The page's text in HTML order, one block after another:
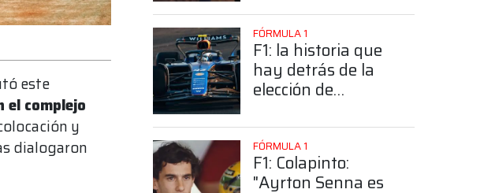
este
complejo
y
dialogaron
posición de
Colapinto
FÓRMULA 1
F1: la historia que
hay detrás de la
elección de
número 43
FÓRMULA 1
F1: Colapinto:
"Ayrton Senna es